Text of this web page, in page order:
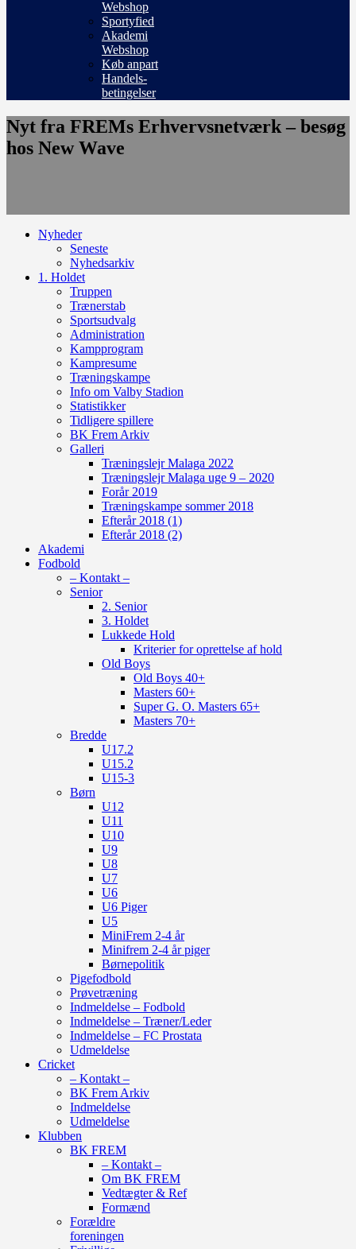
Webshop
Sportyfied
Akademi
Webshop
Køb anpart
Handels-
betingelser
Nyt fra FREMs Erhvervsnetværk – besøg
hos New Wave
Nyheder
Seneste
Nyhedsarkiv
1. Holdet
Truppen
Trænerstab
Sportsudvalg
Administration
Kampprogram
Kampresume
Træningskampe
Info om Valby Stadion
Statistikker
Tidligere spillere
BK Frem Arkiv
Galleri
Træningslejr Malaga 2022
Træningslejr Malaga uge 9 – 2020
Forår 2019
Træningskampe sommer 2018
Efterår 2018 (1)
Efterår 2018 (2)
Akademi
Fodbold
– Kontakt –
Senior
2. Senior
3. Holdet
Lukkede Hold
Kriterier for oprettelse af hold
Old Boys
Old Boys 40+
Masters 60+
Super G. O. Masters 65+
Masters 70+
Bredde
U17.2
U15.2
U15-3
Børn
U12
U11
U10
U9
U8
U7
U6
U6 Piger
U5
MiniFrem 2-4 år
Minifrem 2-4 år piger
Børnepolitik
Pigefodbold
Prøvetræning
Indmeldelse – Fodbold
Indmeldelse – Træner/Leder
Indmeldelse – FC Prostata
Udmeldelse
Cricket
– Kontakt –
BK Frem Arkiv
Indmeldelse
Udmeldelse
Klubben
BK FREM
– Kontakt –
Om BK FREM
Vedtægter & Ref
Formænd
Forældre
foreningen